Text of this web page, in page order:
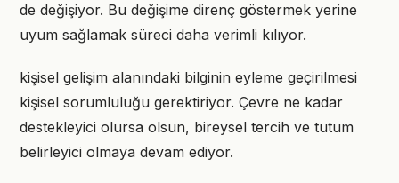
de değişiyor. Bu değişime direnç göstermek yerine
uyum sağlamak süreci daha verimli kılıyor.
kişisel gelişim alanındaki bilginin eyleme geçirilmesi
kişisel sorumluluğu gerektiriyor. Çevre ne kadar
destekleyici olursa olsun, bireysel tercih ve tutum
belirleyici olmaya devam ediyor.